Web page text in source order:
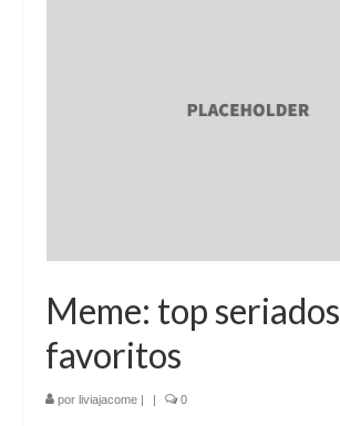
Meme: top seriados
favoritos
por liviajacome 0